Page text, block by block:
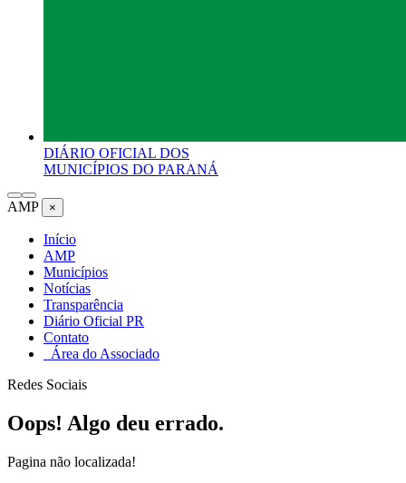
DIÁRIO OFICIAL DOS
MUNICÍPIOS DO PARANÁ
AMP ×
Início
AMP
Municípios
Notícias
Transparência
Diário Oficial PR
Contato
Área do Associado
Redes Sociais
Oops! Algo deu errado.
Pagina não localizada!